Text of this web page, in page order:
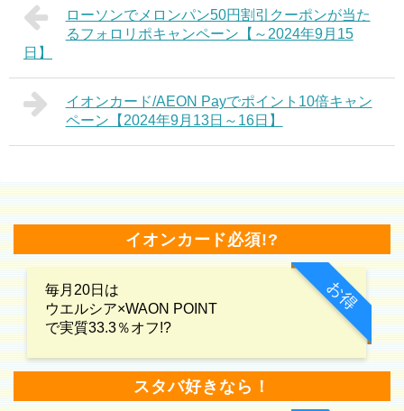
ローソンでメロンパン50円割引クーポンが当た
るフォロリポキャンペーン【～2024年9月15
日】
イオンカード/AEON Payでポイント10倍キャン
ペーン【2024年9月13日～16日】
イオンカード必須!?
お得
毎月20日は
ウエルシア×WAON POINT
で実質33.3％オフ!?
スタバ好きなら！